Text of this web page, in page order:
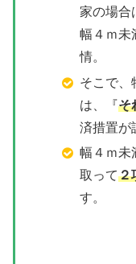
家の場合
幅４ｍ未
情。
そこで、
は、『そ
済措置が
幅４ｍ未
取って２
す。